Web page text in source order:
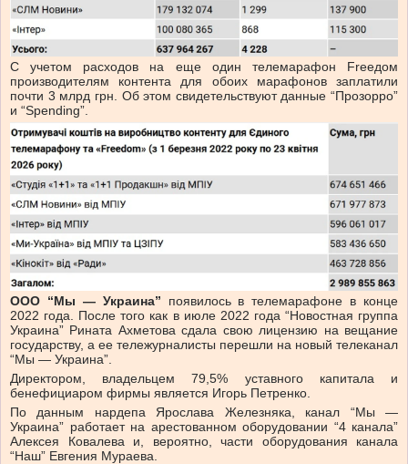
С учетом расходов на еще один телемарафон Freeдом
производителям контента для обоих марафонов заплатили
почти 3 млрд грн. Об этом свидетельствуют данные “Прозорро”
и “Spending”.
ООО “Мы — Украина”
появилось в телемарафоне в конце
2022 года. После того как в июле 2022 года “Новостная группа
Украина” Рината Ахметова сдала свою лицензию на вещание
государству, а ее тележурналисты перешли на новый телеканал
“Мы — Украина”.
Директором, владельцем 79,5% уставного капитала и
бенефициаром фирмы является Игорь Петренко.
По данным нардепа Ярослава Железняка, канал “Мы —
Украина” работает на арестованном оборудовании “4 канала”
Алексея Ковалева и, вероятно, части оборудования канала
“Наш” Евгения Мураева.